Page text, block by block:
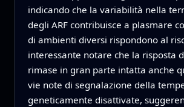
indicando che la variabilità nella
degli ARF contribuisce a plasmare
di ambienti diversi rispondono al
interessante notare che la risposta
rimase in gran parte intatta anche
vie note di segnalazione della
geneticamente disattivate,